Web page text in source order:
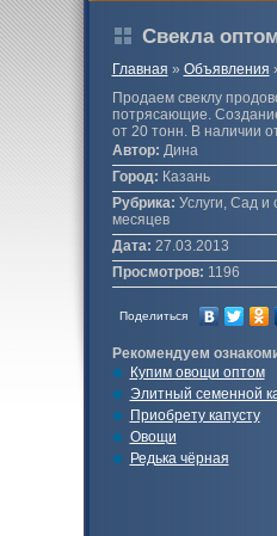
Свекла
Главная » Объявления
Продаем свеклу
потрясающие.
от 20 тонн. В наличии
Автор: Дина
Город: Казань
Рубрика: Услуги, Сад и
месяцев
Дата: 27.03.2013
Просмотров: 1196
Поделиться
Рекомендуем
Купим овощи оптом
Элитный семенной
Приобрету капусту
Овощи
Редька чёрная